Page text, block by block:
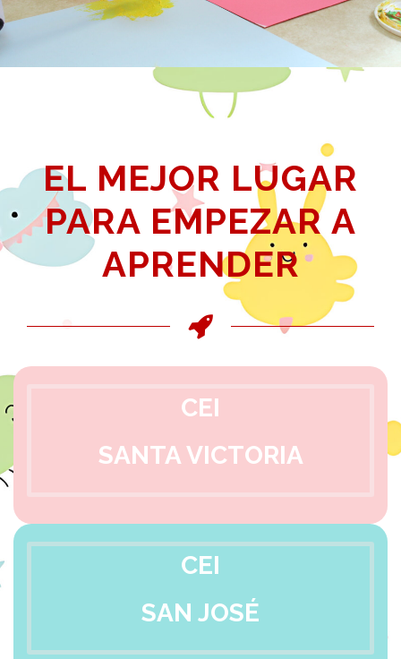
EL MEJOR LUGAR
PARA EMPEZAR A
APRENDER
CEI
SANTA VICTORIA
CEI
SAN JOSÉ